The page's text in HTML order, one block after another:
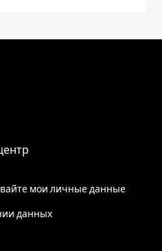
мои личные данные
данных